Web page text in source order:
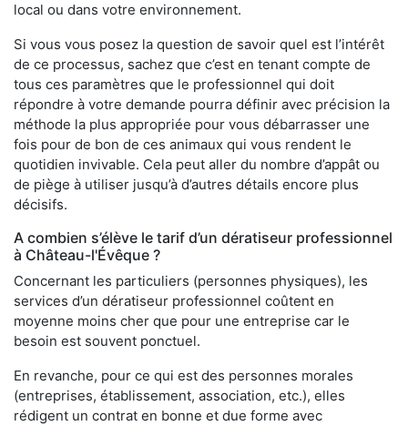
local ou dans votre environnement.
Si vous vous posez la question de savoir quel est l’intérêt
de ce processus, sachez que c’est en tenant compte de
tous ces paramètres que le professionnel qui doit
répondre à votre demande pourra définir avec précision la
méthode la plus appropriée pour vous débarrasser une
fois pour de bon de ces animaux qui vous rendent le
quotidien invivable. Cela peut aller du nombre d’appât ou
de piège à utiliser jusqu’à d’autres détails encore plus
décisifs.
A combien s’élève le tarif d’un dératiseur professionnel
à Château-l'Évêque ?
Concernant les particuliers (personnes physiques), les
services d’un dératiseur professionnel coûtent en
moyenne moins cher que pour une entreprise car le
besoin est souvent ponctuel.
En revanche, pour ce qui est des personnes morales
(entreprises, établissement, association, etc.), elles
rédigent un contrat en bonne et due forme avec